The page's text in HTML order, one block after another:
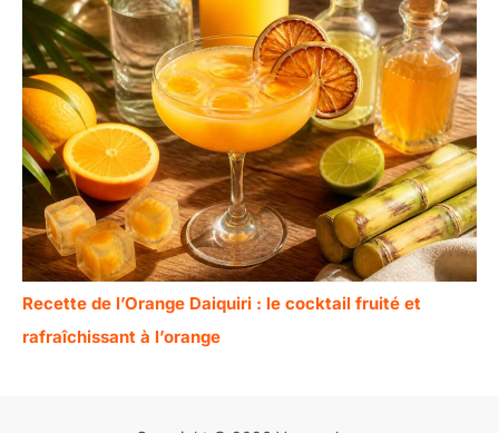
Recette de l’Orange Daiquiri : le cocktail fruité et
rafraîchissant à l’orange